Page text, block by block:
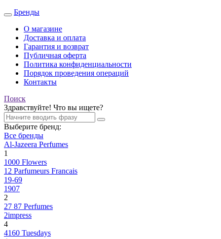
Бренды
О магазине
Доставка и оплата
Гарантия и возврат
Публичная оферта
Политика конфиденциальности
Порядок проведения операций
Контакты
Поиск
Здравствуйте! Что вы ищете?
Выберите бренд:
Все бренды
Al-Jazeera Perfumes
1
1000 Flowers
12 Parfumeurs Francais
19-69
1907
2
27 87 Perfumes
2impress
4
4160 Tuesdays